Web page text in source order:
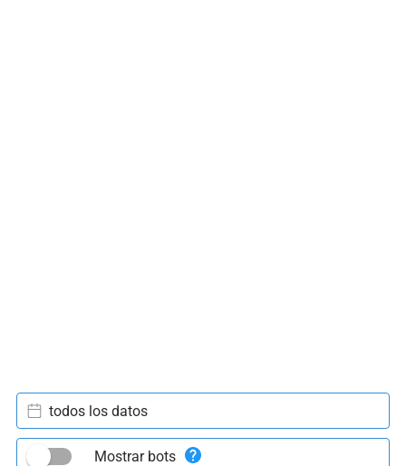
todos los datos
Mostrar bots